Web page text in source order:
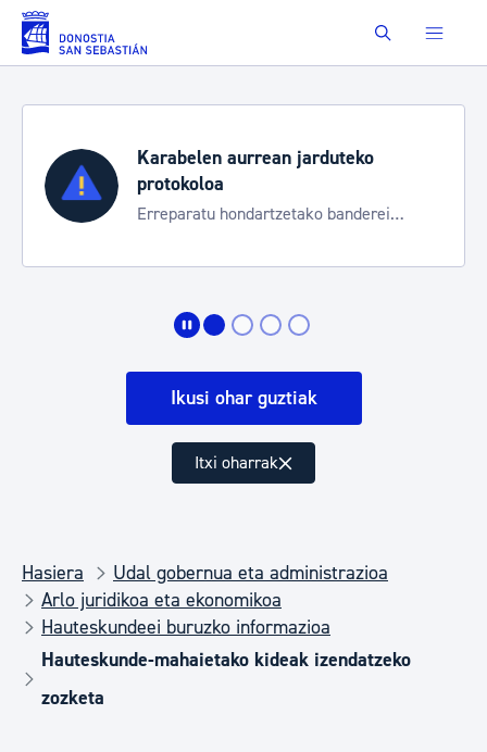
Eduki nagusira joan Buscar
Karabelen aurrean jarduteko
protokoloa
Erreparatu hondartzetako banderei
Ikusi ohar guztiak
Itxi oharrak
Hasiera
Udal gobernua eta administrazioa
Arlo juridikoa eta ekonomikoa
Hauteskundeei buruzko informazioa
Hauteskunde-mahaietako kideak izendatzeko
zozketa